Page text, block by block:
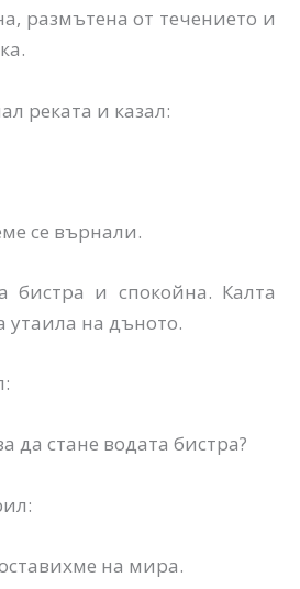
размътена от течението и
реката и казал:
се върнали.
бистра и спокойна. Калта
утаила на дъното.
да стане водата бистра?
на мира.